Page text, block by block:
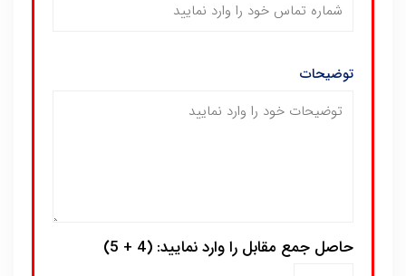
توضیحات
حاصل جمع مقابل را وارد نمایید: (4 + 5)